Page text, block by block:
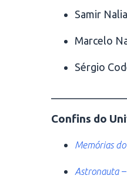
Samir
Marcelo
Sérgio
Confins do
Memórias
Astronauta